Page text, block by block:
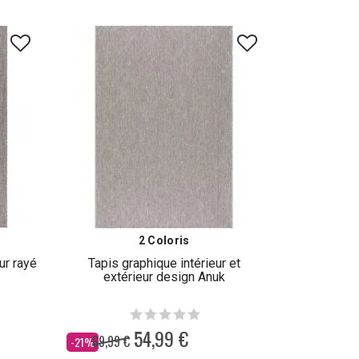
rayé
2 Coloris
Tapis graphique intérieur et
extérieur design Anuk
-21%
Dès 69,99 € 54,99 €